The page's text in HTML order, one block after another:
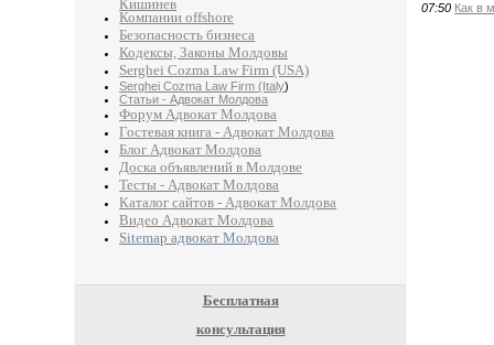
Компании offshore
Безопасность бизнеса
Кодексы, Законы Молдовы
Serghei Cozma Law Firm (USA)
Serghei Cozma Law Firm (Italy)
Статьи - Адвокат Молдова
Форум Адвокат Молдова
Гостевая книга - Адвокат Молдова
Блог Адвокат Молдова
Доска объявлений в Молдове
Тесты - Адвокат Молдова
Каталог сайтов - Адвокат Молдова
Видео Адвокат Молдова
Sitemap адвокат Молдова
Бесплатная
консультация
07:50 Как в